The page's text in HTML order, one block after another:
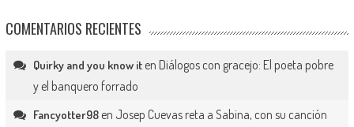
COMENTARIOS RECIENTES
Quirky and you know iten Diálogos con gracejo: El poeta pobre
y el banquero forrado
Fancyotter98en Josep Cuevas reta a Sabina, con su canción